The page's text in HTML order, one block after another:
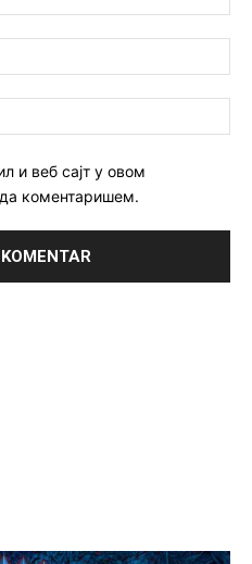
и веб сајт у овом
коментаришем.